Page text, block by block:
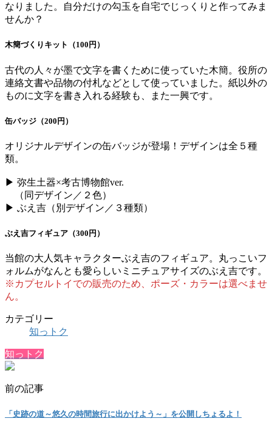
なりました。自分だけの勾玉を自宅でじっくりと作ってみま
せんか？
木簡づくりキット（100円）
古代の人々が墨で文字を書くために使っていた木簡。役所の
連絡文書や品物の付札などとして使っていました。紙以外の
ものに文字を書き入れる経験も、また一興です。
缶バッジ（200円）
オリジナルデザインの缶バッジが登場！デザインは全５種
類。
▶ 弥生土器×考古博物館ver.
（同デザイン／２色）
▶ ぶえ吉（別デザイン／３種類）
ぶえ吉フィギュア（300円）
当館の大人気キャラクターぶえ吉のフィギュア。丸っこいフ
ォルムがなんとも愛らしいミニチュアサイズのぶえ吉です。
※カプセルトイでの販売のため、ポーズ・カラーは選べませ
ん。
カテゴリー
知っトク
知っトク
前の記事
「史跡の道～悠久の時間旅行に出かけよう～」を公開しちょるよ！